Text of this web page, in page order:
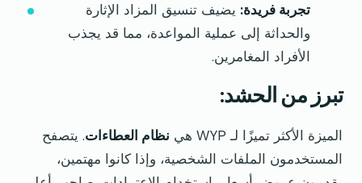
تجربة فريدة: يضيف تنسيق المزاد الإثارة
والحداثة إلى عملية المواعدة، مما قد يجذب
الأفراد المغامرين.
تبرز من الحشد:
الميزة الأكثر تميزًا لـ WYP هي نظام العطاءات. يتصفح
المستخدمون الملفات الشخصية، وإذا كانوا مهتمين،